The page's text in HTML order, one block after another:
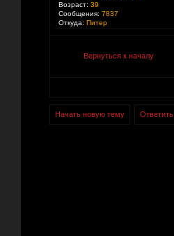
Возраст: 39
Сообщения: 7837
Откуда: Питер
Вернуться к началу
Начать новую тему Ответить